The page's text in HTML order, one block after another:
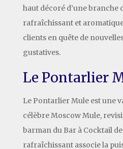
haut décoré d’une branche
rafraîchissant et
clients en quête de
gustatives.
Le Pontarlier
Le Pontarlier Mule est une
célèbre Moscow Mule,
barman du Bar à Cocktail
rafraîchissant associe la